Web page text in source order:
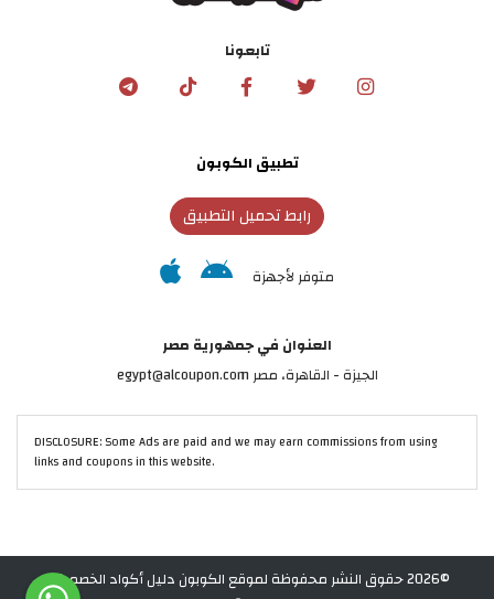
تابعونا
تطبيق الكوبون
رابط تحميل التطبيق
متوفر لأجهزة
العنوان في جمهورية مصر
الجيزة - القاهرة، مصر egypt@alcoupon.com
DISCLOSURE: Some Ads are paid and we may earn commissions from using
links and coupons in this website.
©2026 حقوق النشر محفوظة لموقع الكوبون دليل أكواد الخصم في